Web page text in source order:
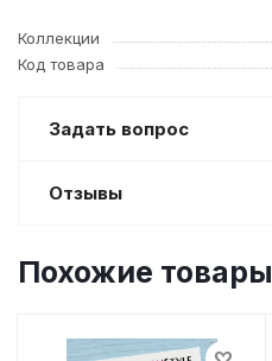
Коллекции
Код товара
Задать вопрос
Отзывы
Похожие товары